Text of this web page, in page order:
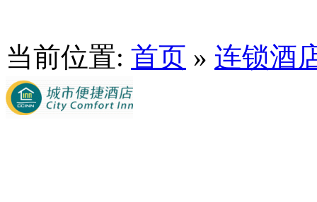
当前位置: 首页 » 连锁酒